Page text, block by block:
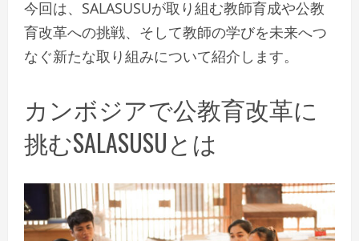
今回は、SALASUSUが取り組む教師育成や公教
育改革への挑戦、そして教師の学びを未来へつ
なぐ新たな取り組みについて紹介します。
カンボジアで公教育改革に
挑むSALASUSUとは